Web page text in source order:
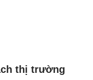
thị trường